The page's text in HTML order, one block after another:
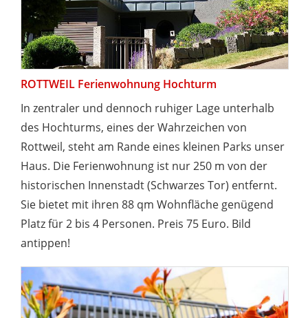
ROTTWEIL Ferienwohnung Hochturm
In zentraler und dennoch ruhiger Lage unterhalb
des Hochturms, eines der Wahrzeichen von
Rottweil, steht am Rande eines kleinen Parks unser
Haus. Die Ferienwohnung ist nur 250 m von der
historischen Innenstadt (Schwarzes Tor) entfernt.
Sie bietet mit ihren 88 qm Wohnfläche genügend
Platz für 2 bis 4 Personen. Preis 75 Euro. Bild
antippen!